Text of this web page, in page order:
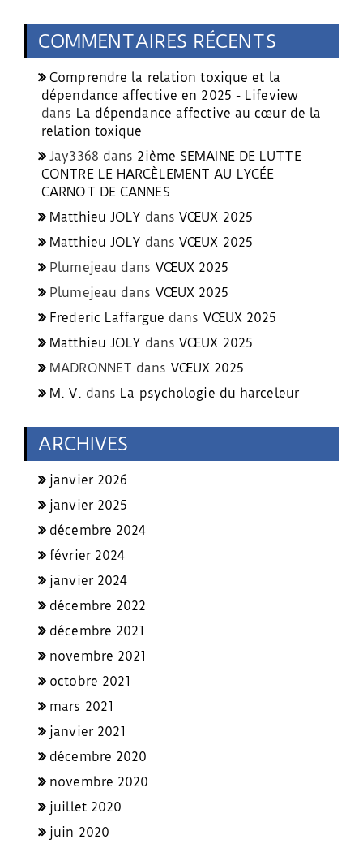
COMMENTAIRES RÉCENTS
Comprendre la relation toxique et la
dépendance affective en 2025 - Lifeview
dans La dépendance affective au cœur de la
relation toxique
Jay3368 dans 2ième SEMAINE DE LUTTE
CONTRE LE HARCÈLEMENT AU LYCÉE
CARNOT DE CANNES
Matthieu JOLY dansVŒUX 2025
Matthieu JOLY dansVŒUX 2025
Plumejeau dans VŒUX 2025
Plumejeau dans VŒUX 2025
Frederic Laffargue dans VŒUX 2025
Matthieu JOLY dansVŒUX 2025
MADRONNET dans VŒUX 2025
M. V. dans La psychologie du harceleur
ARCHIVES
janvier 2026
janvier 2025
décembre 2024
février 2024
janvier 2024
décembre 2022
décembre 2021
novembre 2021
octobre 2021
mars 2021
janvier 2021
décembre 2020
novembre 2020
juillet 2020
juin 2020